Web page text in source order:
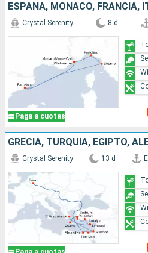
ESPAÑA, MONACO, FRANCIA,
Paga a cuotas
Crystal Serenity 8 d
Crystal Serenity 13 d